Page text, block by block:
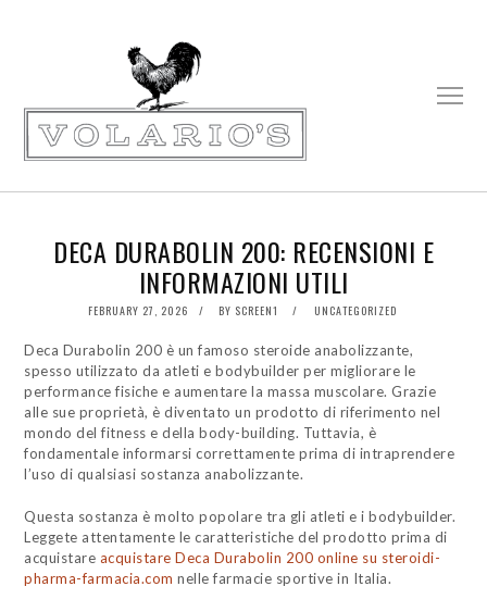
DECA DURABOLIN 200: RECENSIONI E
INFORMAZIONI UTILI
POSTED
FEBRUARY 27, 2026 BY SCREEN1 UNCATEGORIZED
Deca Durabolin 200 è un famoso steroide anabolizzante,
spesso utilizzato da atleti e bodybuilder per migliorare le
performance fisiche e aumentare la massa muscolare. Grazie
alle sue proprietà, è diventato un prodotto di riferimento nel
mondo del fitness e della body-building. Tuttavia, è
fondamentale informarsi correttamente prima di intraprendere
l’uso di qualsiasi sostanza anabolizzante.
Questa sostanza è molto popolare tra gli atleti e i bodybuilder.
Leggete attentamente le caratteristiche del prodotto prima di
acquistare acquistare Deca Durabolin 200 online su steroidi-
pharma-farmacia.com nelle farmacie sportive in Italia.